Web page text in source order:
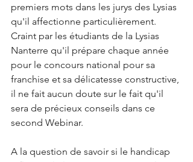
premiers mots dans les jurys des Lysias
qu'il affectionne particulièrement.
Craint par les étudiants de la Lysias
Nanterre qu'il prépare chaque année
pour le concours national pour sa
franchise et sa délicatesse constructive,
il ne fait aucun doute sur le fait qu'il
sera de précieux conseils dans ce
second Webinar.
A la question de savoir si le handicap